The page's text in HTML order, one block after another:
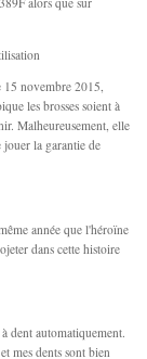
15 novembre 2015,
les brosses soient à
Malheureusement, elle
jouer la garantie de
année que l'héroïne
dans cette histoire
dent automatiquement.
mes dents sont bien